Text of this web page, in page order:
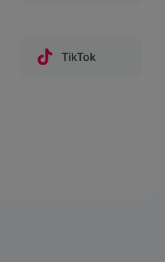
TikTok